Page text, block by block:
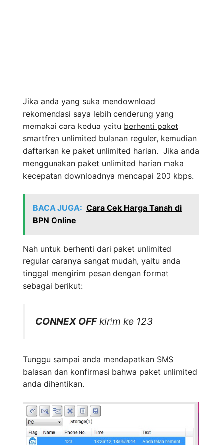
Jika anda yang suka mendownload
rekomendasi saya lebih cenderung yang
memakai cara kedua yaitu berhenti paket
smartfren unlimited bulanan reguler, kemudian
daftarkan ke paket unlimited harian. Jika anda
menggunakan paket unlimited harian maka
kecepatan downloadnya mencapai 200 kbps.
BACA JUGA: Cara Cek Harga Tanah di
BPN Online
Nah untuk berhenti dari paket unlimited
regular caranya sangat mudah, yaitu anda
tinggal mengirim pesan dengan format
sebagai berikut:
CONNEX OFFkirim ke 123
Tunggu sampai anda mendapatkan SMS
balasan dan konfirmasi bahwa paket unlimited
anda dihentikan.